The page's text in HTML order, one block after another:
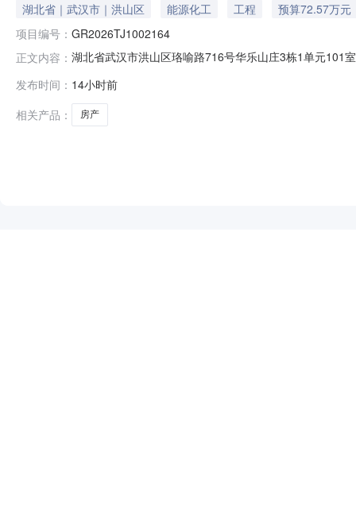
湖北省｜武汉市｜洪山区 能源化工 工程
预算72.57万元
项目编号： GR2026TJ1002164
正文内容： 湖北省武汉市洪山区珞喻路716号华乐山庄3栋1单元101
10挂牌日期2026-08-05交易方式动态报价转让事项说明
发布时间： 14小时前
相关产品：
房产